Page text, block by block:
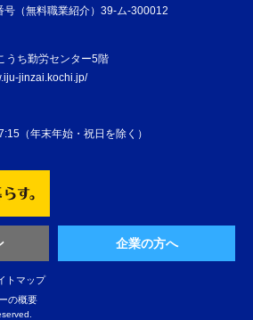
号（無料職業紹介）39-ム-300012
うち勤労センター5階
jinzai.kochi.jp/
（年末年始・祝日を除く）
企業の方へ
トマップ
の概要